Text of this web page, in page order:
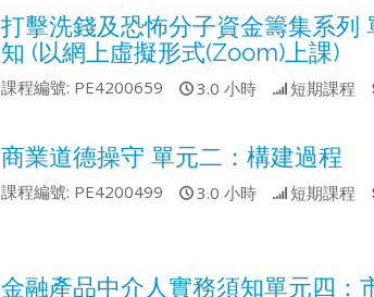
打擊洗錢及恐怖分子資金籌集系列
知 (以網上虛擬形式(Zoom)上課)
課程編號: PE4200659 3.0 小時 短期課程
商業道德操守 單元二：構建過程
課程編號: PE4200499 3.0 小時 短期課程
金融產品中介人實務須知單元四：